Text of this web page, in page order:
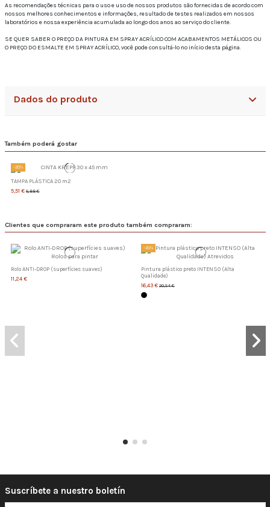
As recomendações técnicas para o uso e uso de nossos produtos são fornecidas de acordo com
nossos melhores conhecimentos e informações, resultado de testes realizados em nossos
laboratórios e nossa experiência acumulada ao longo dos anos ao serviço do cliente.
SE QUER SABER O PREÇO DA PINTURA EM SPRAY ACRÍLICO COM ACABAMENTOS METÁLICOS OU
O PREÇO DO ESMALTE EM SPRAY ACRÍLICO, você pode consultá-lo no início desta página.
Dados do produto
Também poderá gostar
-20%
TAMPA PLÁSTICA 20 m2
5,51 € 6,88 €
Clientes que compraram este produto também compraram:
Rolo ANTI-DROP (superfícies suaves)
11,24 €
-20%
Pintura plástico preto INTENSO (Alta
Qualidade)
16,43 € 20,54 €
Suscríbete a nuestro boletín